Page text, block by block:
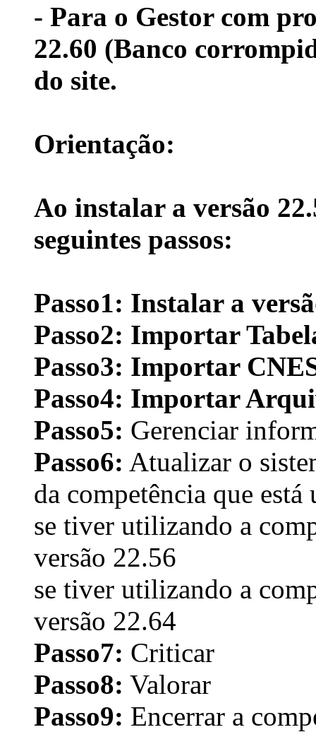
- Para o Gestor com
22.60 (Banco
do site.
Orientação:
Ao instalar a versão
seguintes passos:
Passo1: Instalar a
Passo2: Importar
Passo3: Importar
Passo4: Importar
Passo5: Gerenciar
Passo6: Atualizar o
da competência que
se tiver utilizando a
versão 22.56
se tiver utilizando a
versão 22.64
Passo7: Criticar
Passo8: Valorar
Passo9: Encerrar a